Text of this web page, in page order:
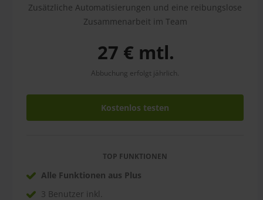
Zusätzliche Automatisierungen und eine reibungslose
Zusammenarbeit im Team
27 € mtl.
Abbuchung erfolgt jährlich.
Kostenlos testen
TOP FUNKTIONEN
Alle Funktionen aus Plus
3 Benutzer inkl.